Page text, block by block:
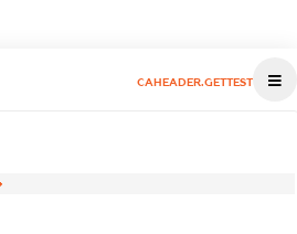
CAHEADER.GETTEST